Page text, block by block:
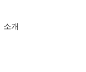
소개